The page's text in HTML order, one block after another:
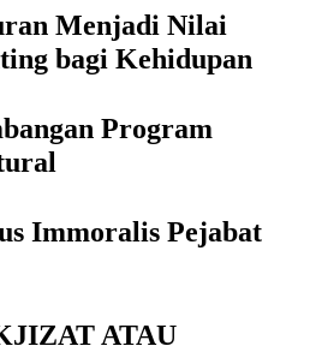
Menjadi Nilai
bagi Kehidupan
Program
Immoralis Pejabat
ATAU